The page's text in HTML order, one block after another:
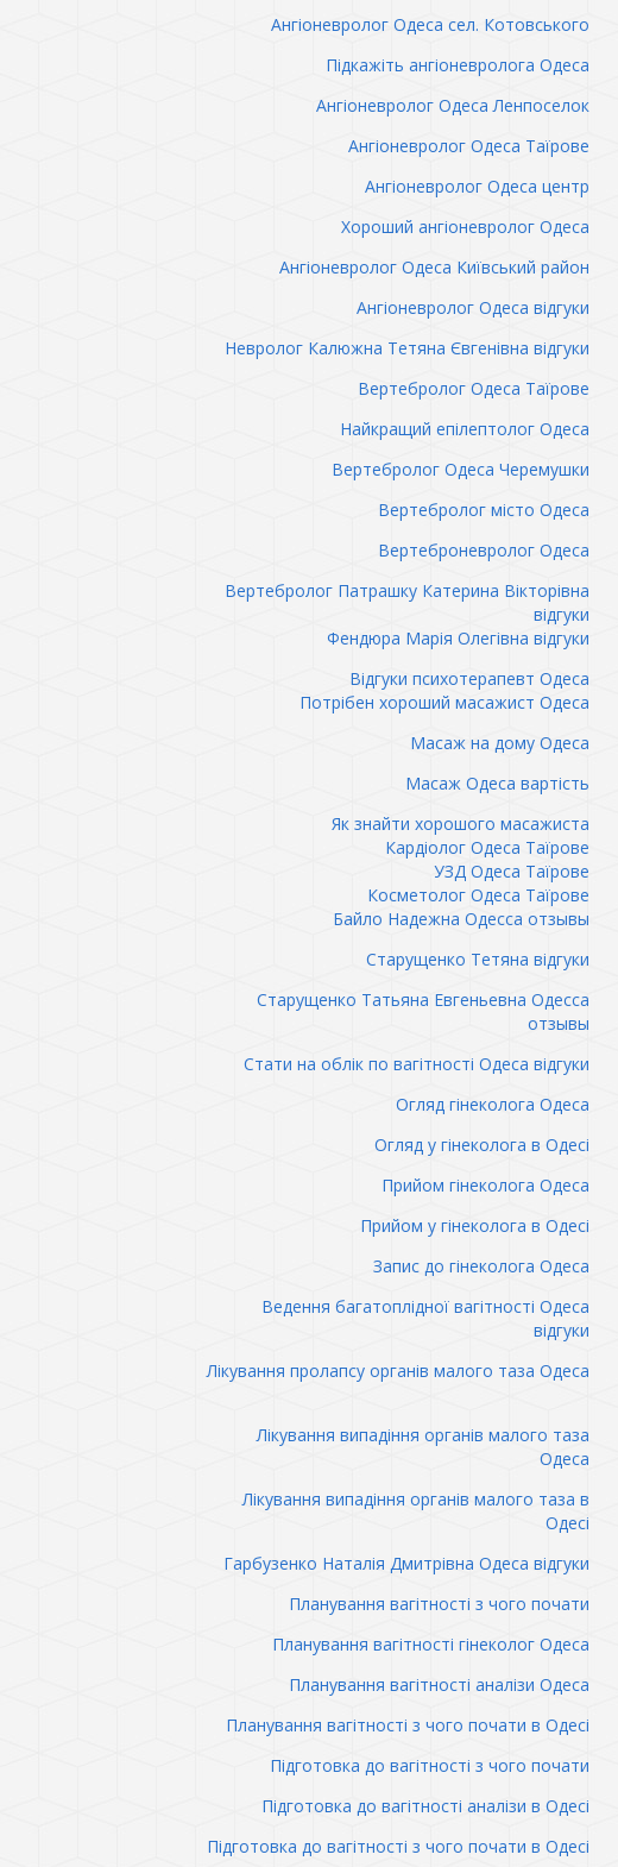
Ангіоневролог Одеса сел. Котовського
Підкажіть ангіоневролога Одеса
Ангіоневролог Одеса Ленпоселок
Ангіоневролог Одеса Таїрове
Ангіоневролог Одеса центр
Хороший ангіоневролог Одеса
Ангіоневролог Одеса Київський район
Ангіоневролог Одеса відгуки
Невролог Калюжна Тетяна Євгенівна відгуки
Вертебролог Одеса Таїрове
Найкращий епілептолог Одеса
Вертебролог Одеса Черемушки
Вертебролог місто Одеса
Вертеброневролог Одеса
Вертебролог Патрашку Катерина Вікторівна
відгуки
Фендюра Марія Олегівна відгуки
Відгуки психотерапевт Одеса
Потрібен хороший масажист Одеса
Масаж на дому Одеса
Масаж Одеса вартість
Як знайти хорошого масажиста
Кардіолог Одеса Таїрове
УЗД Одеса Таїрове
Косметолог Одеса Таїрове
Байло Надежна Одесса отзывы
Старущенко Тетяна відгуки
Старущенко Татьяна Евгеньевна Одесса
отзывы
Стати на облік по вагітності Одеса відгуки
Огляд гінеколога Одеса
Огляд у гінеколога в Одесі
Прийом гінеколога Одеса
Прийом у гінеколога в Одесі
Запис до гінеколога Одеса
Ведення багатоплідної вагітності Одеса
відгуки
Лікування пролапсу органів малого таза Одеса
Лікування випадіння органів малого таза
Одеса
Лікування випадіння органів малого таза в
Одесі
Гарбузенко Наталія Дмитрівна Одеса відгуки
Планування вагітності з чого почати
Планування вагітності гінеколог Одеса
Планування вагітності аналізи Одеса
Планування вагітності з чого почати в Одесі
Підготовка до вагітності з чого почати
Підготовка до вагітності аналізи в Одесі
Підготовка до вагітності з чого почати в Одесі